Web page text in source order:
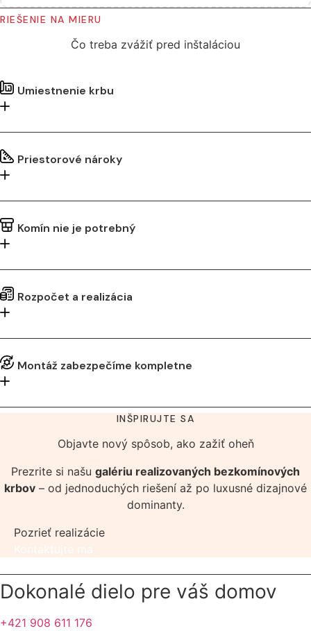
RIEŠENIE NA MIERU
Čo treba zvážiť pred inštaláciou
Umiestnenie krbu
Priestorové nároky
Komín nie je potrebný
Rozpočet a realizácia
Montáž zabezpečíme kompletne
INŠPIRUJTE SA
Objavte nový spôsob, ako zažiť oheň
Prezrite si našu galériu realizovaných bezkomínových
krbov – od jednoduchých riešení až po luxusné dizajnové
dominanty.
Pozrieť realizácie
Dokonalé dielo pre váš domov
+421 908 611 176